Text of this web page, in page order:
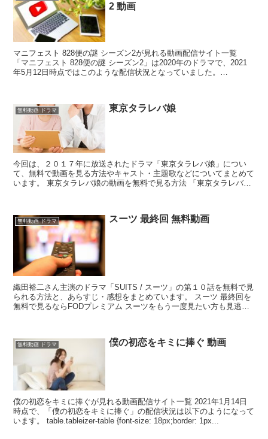
2 動画
マニフェスト 828便の謎 シーズン2が見れる動画配信サイト一覧
「マニフェスト 828便の謎 シーズン2」は2020年のドラマで、2021
年5月12日時点ではこのような配信状況となっていました。
無料動画 ドラマ 東京タラレバ娘
今回は、２０１７年に放送されたドラマ「東京タラレバ娘」につい
て、無料で動画を見る方法やキャスト・主題歌などについてまとめて
います。 東京タラレバ娘の動画を無料で見る方法 「東京タラレバ
無料動画 ドラマ スーツ 最終回 無料動画
織田裕二さん主演のドラマ「SUITS / スーツ」の第１０話を無料で見
られる方法と、あらすじ・感想をまとめています。 スーツ 最終回を
無料で見るならFODプレミアム スーツをもう一度見たい方も見逃し
無料動画 ドラマ 僕の初恋をキミに捧ぐ 動画
僕の初恋をキミに捧ぐが見れる動画配信サイト一覧 2021年1月14日
時点で、「僕の初恋をキミに捧ぐ」の配信状況は以下のようになって
います。 table.tableizer-table {font-size: 18px;border: 1px...